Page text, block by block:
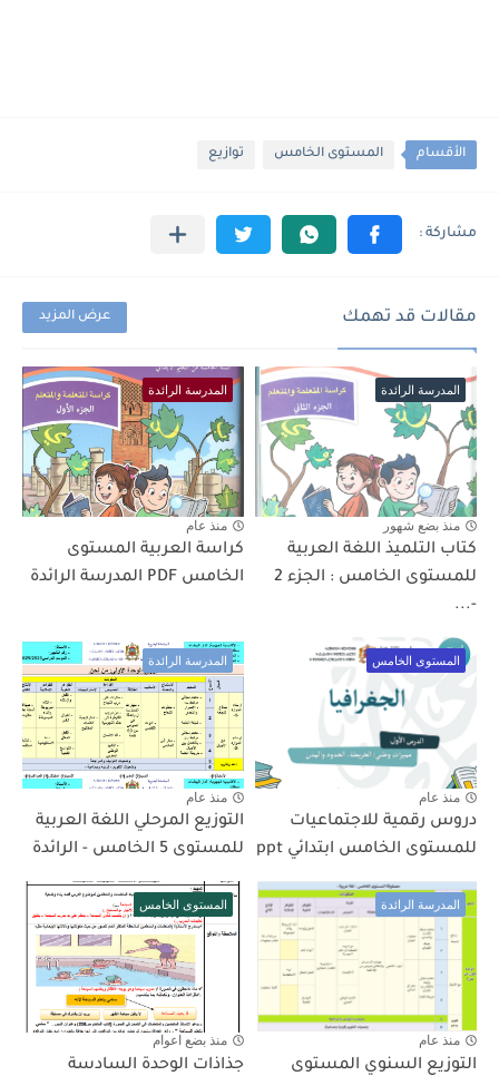
الأقسام المستوى الخامس توازيع
مقالات قد تهمك عرض المزيد
المدرسة الرائدة
منذ بضع شهور
كتاب التلميذ اللغة العربية
للمستوى الخامس : الجزء 2
-...
المدرسة الرائدة
منذ عام
كراسة العربية المستوى
الخامس PDF المدرسة الرائدة
المستوى الخامس
منذ عام
دروس رقمية للاجتماعيات
للمستوى الخامس ابتدائي ppt
المدرسة الرائدة
منذ عام
التوزيع المرحلي اللغة العربية
للمستوى 5 الخامس - الرائدة
المدرسة الرائدة
منذ عام
التوزيع السنوي المستوى
المستوى الخامس
منذ بضع اعوام
جذاذات الوحدة السادسة